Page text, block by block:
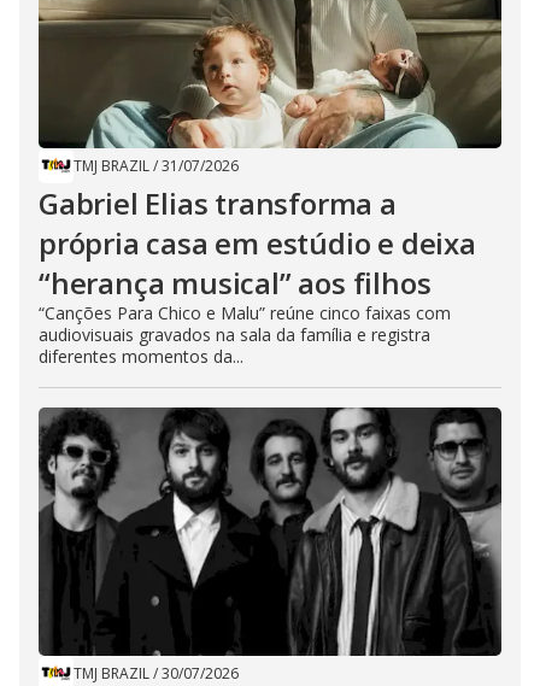
TMJ BRAZIL/31/07/2026
Gabriel Elias transforma a
própria casa em estúdio e deixa
“herança musical” aos filhos
“Canções Para Chico e Malu” reúne cinco faixas com
audiovisuais gravados na sala da família e registra
diferentes momentos da...
TMJ BRAZIL/30/07/2026